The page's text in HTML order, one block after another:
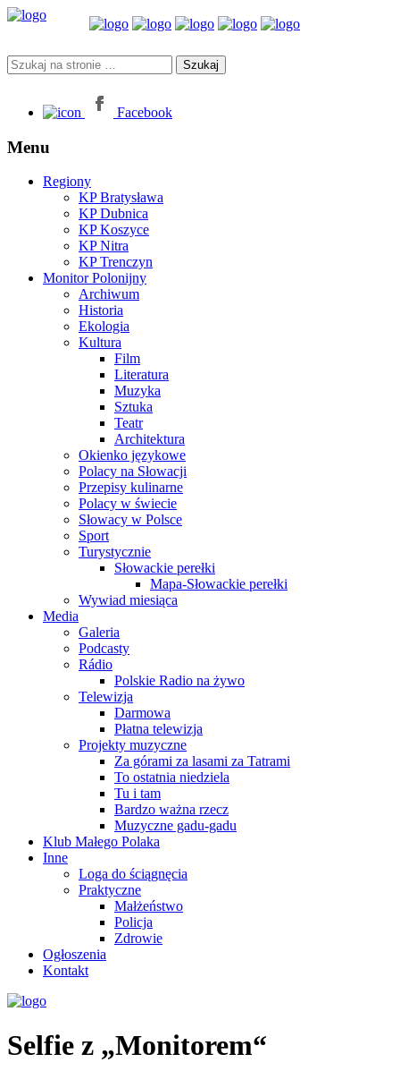
Facebook
Menu
Regiony
KP Bratysława
KP Dubnica
KP Koszyce
KP Nitra
KP Trenczyn
Monitor Polonijny
Archiwum
Historia
Ekologia
Kultura
Film
Literatura
Muzyka
Sztuka
Teatr
Architektura
Okienko językowe
Polacy na Słowacji
Przepisy kulinarne
Polacy w świecie
Słowacy w Polsce
Sport
Turystycznie
Słowackie perełki
Mapa-Słowackie perełki
Wywiad miesiąca
Media
Galeria
Podcasty
Rádio
Polskie Radio na żywo
Telewizja
Darmowa
Płatna telewizja
Projekty muzyczne
Za górami za lasami za Tatrami
To ostatnia niedziela
Tu i tam
Bardzo ważna rzecz
Muzyczne gadu-gadu
Klub Małego Polaka
Inne
Loga do ściągnęcia
Praktyczne
Małżeństwo
Policja
Zdrowie
Ogłoszenia
Kontakt
Selfie z „Monitorem“